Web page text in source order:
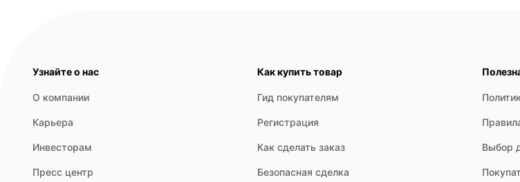
Узнайте о нас
О компании
Карьера
Инвесторам
Пресс центр
Как купить товар
Гид покупателям
Регистрация
Как сделать заказ
Безопасная сделка
Выбор